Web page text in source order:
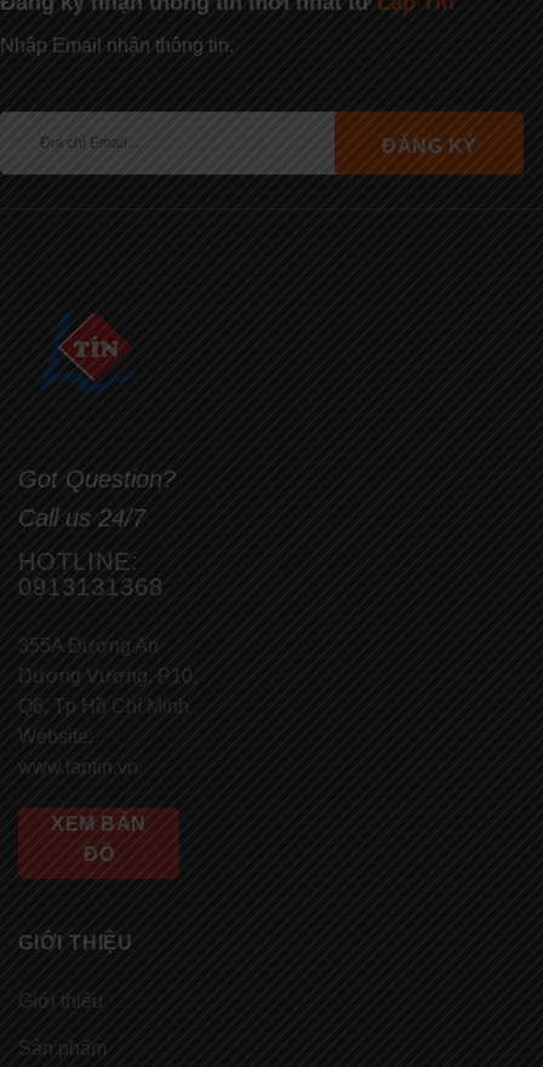
Nhập Email nhận thông tin.
Got Question?
Call us 24/7
HOTLINE:
0913131368
355A Đường An
Dương Vương, P10,
Q6, Tp Hồ Chí Minh
Website:
www.laptin.vn
XEM BẢN
ĐỒ
GIỚI THIỆU
Giới thiệu
Sản phẩm